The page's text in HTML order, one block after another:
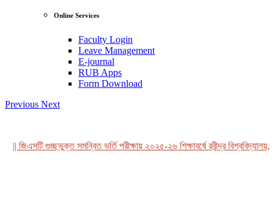
Online Services
Faculty Login
Leave Management
E-journal
RUB Apps
Form Download
Previous Next
|| জিএসটি গুচ্ছভুক্ত সমন্বিত ভর্তি পরীক্ষায় ২০২৫-২৬ শিক্ষাবর্ষে রবীন্দ্র